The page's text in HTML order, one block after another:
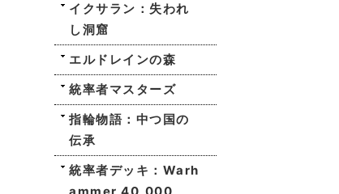
イクサラン：失われ
し洞窟
エルドレインの森
統率者マスターズ
指輪物語：中つ国の
伝承
統率者デッキ：Warh